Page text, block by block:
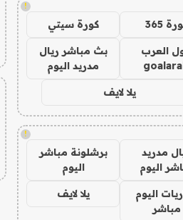
!
365 كورة سيتي
العرب
بث مباشر ريال
مدريد اليوم
يلا لايف
!
مدريد
اليوم
برشلونة مباشر
اليوم
اليوم
مباشر
يلا لايف